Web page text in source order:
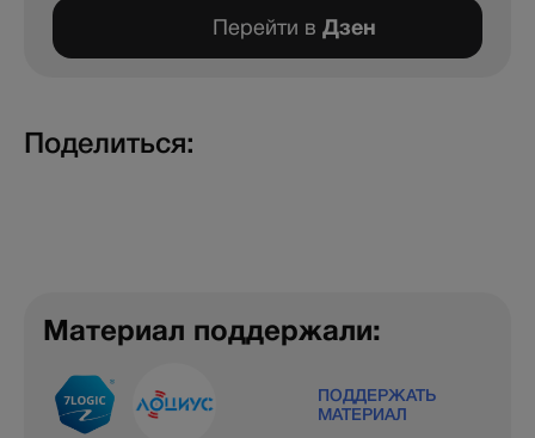
Перейти в Дзен
Поделиться:
Материал поддержали:
ПОДДЕРЖАТЬ
МАТЕРИАЛ